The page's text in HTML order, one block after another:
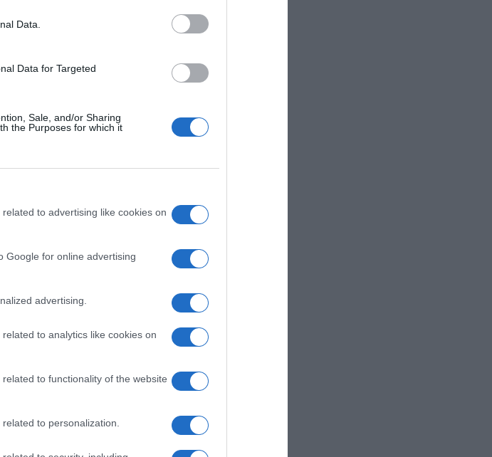
Data.
Data for Targeted
Sale, and/or Sharing
the Purposes for which it
to advertising like cookies on
Google for online advertising
advertising.
to analytics like cookies on
to functionality of the website
to personalization.
surutka je znatno lakša za
smetnje i ne stvara osjećaj
različitih probavnih poremećaja.
stresa, alkohola ili